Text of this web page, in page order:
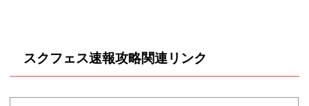
スクフェス速報攻略関連リンク